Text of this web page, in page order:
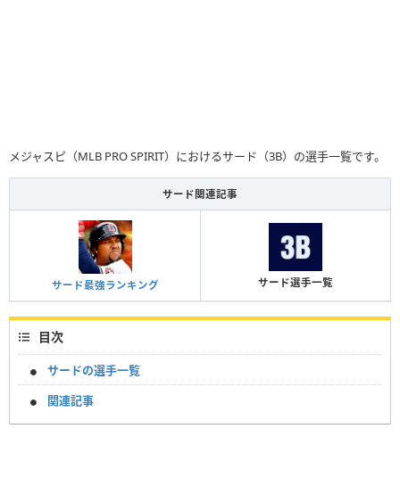
メジャスピ（MLB PRO SPIRIT）におけるサード（3B）の選手一覧です。
サード関連記事
サード最強ランキング サード選手一覧
目次
サードの選手一覧
関連記事